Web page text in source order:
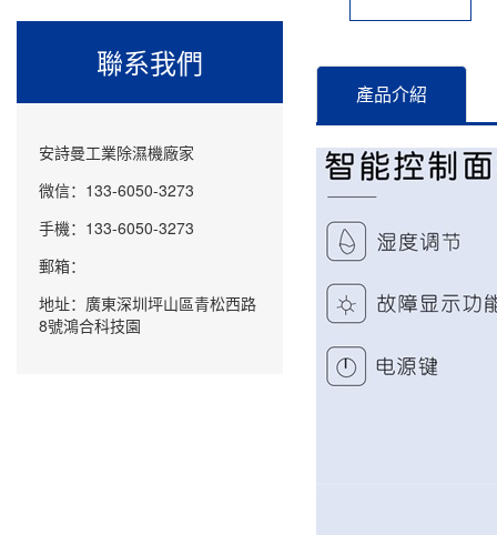
聯系我們
安詩曼工業除濕機廠家
微信：133-6050-3273
手機：133-6050-3273
郵箱：
地址：廣東深圳坪山區青松西路
8號鴻合科技園
產品介紹